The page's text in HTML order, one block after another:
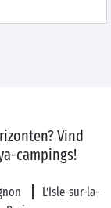
Vind
campings!
L’Isle-sur-la-